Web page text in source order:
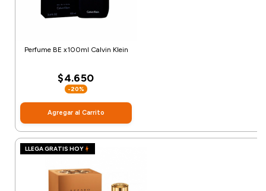
Perfume BE x100ml Calvin Klein
$4.650
-20%
Agregar al Carrito
LLEGA GRATIS HOY